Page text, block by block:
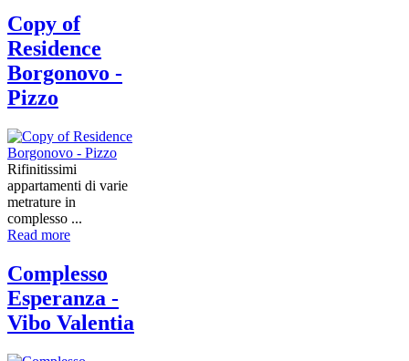
Copy of
Residence
Borgonovo -
Pizzo
Rifinitissimi
appartamenti di varie
metrature in
complesso ...
Read more
Complesso
Esperanza -
Vibo Valentia